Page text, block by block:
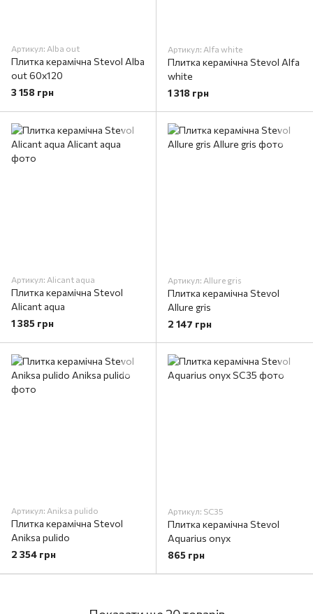
Артикул: Alba out
Плитка керамічна Stevol Alba
out 60x120
3 158 грн
Артикул: Alfa white
Плитка керамічна Stevol Alfa
white
1 318 грн
Артикул: Alicant aqua
Плитка керамічна Stevol
Alicant aqua
1 385 грн
Артикул: Allure gris
Плитка керамічна Stevol
Allure gris
2 147 грн
Артикул: Aniksa pulido
Плитка керамічна Stevol
Aniksa pulido
2 354 грн
Артикул: SC35
Плитка керамічна Stevol
Aquarius onyx
865 грн